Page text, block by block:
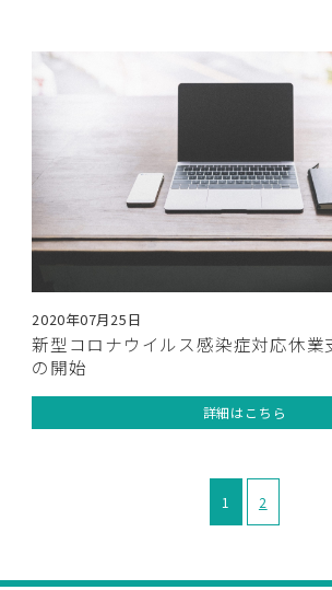
2020年07月25日
新型コロナウイルス感染症対応休業
の開始
詳細はこちら
1 2